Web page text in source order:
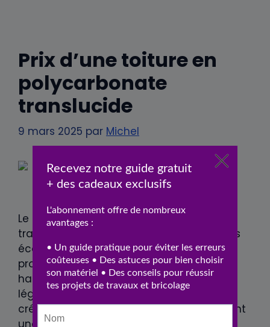
Prix d’une toiture en
polycarbonate
translucide
9 mars 2025 par Michel
Le choix d’une toiture en polycarbonate
translucide représente une option à la fois
économique et esthétique pour les
propriétaires souhaitant rénover leur
habitation. Ce matériau, connu pour sa
légèreté et sa transparence, permet de
créer des espaces lumineux tout en offrant
une isolation adéquate. Si vous envisagez